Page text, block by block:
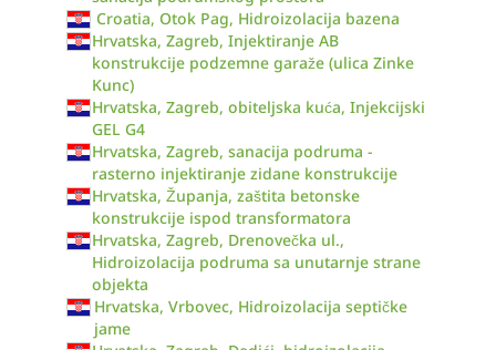
Croatia, Otok Pag, Hidroizolacija bazena
Hrvatska, Zagreb, Injektiranje AB
konstrukcije podzemne garaže (ulica Zinke
Kunc)
Hrvatska, Zagreb, obiteljska kuća, Injekcijski
GEL G4
Hrvatska, Zagreb, sanacija podruma -
rasterno injektiranje zidane konstrukcije
Hrvatska, Županja, zaštita betonske
konstrukcije ispod transformatora
Hrvatska, Zagreb, Drenovečka ul.,
Hidroizolacija podruma sa unutarnje strane
objekta
Hrvatska, Vrbovec, Hidroizolacija septičke
jame